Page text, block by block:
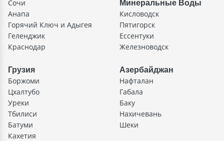
Сочи
Анапа
Горячий Ключ и Адыгея
Геленджик
Краснодар
Минеральные Воды
Кисловодск
Пятигорск
Ессентуки
Железноводск
Грузия
Боржоми
Цхалтубо
Уреки
Тбилиси
Батуми
Кахетия
Азербайджан
Нафталан
Габала
Баку
Нахичевань
Шеки